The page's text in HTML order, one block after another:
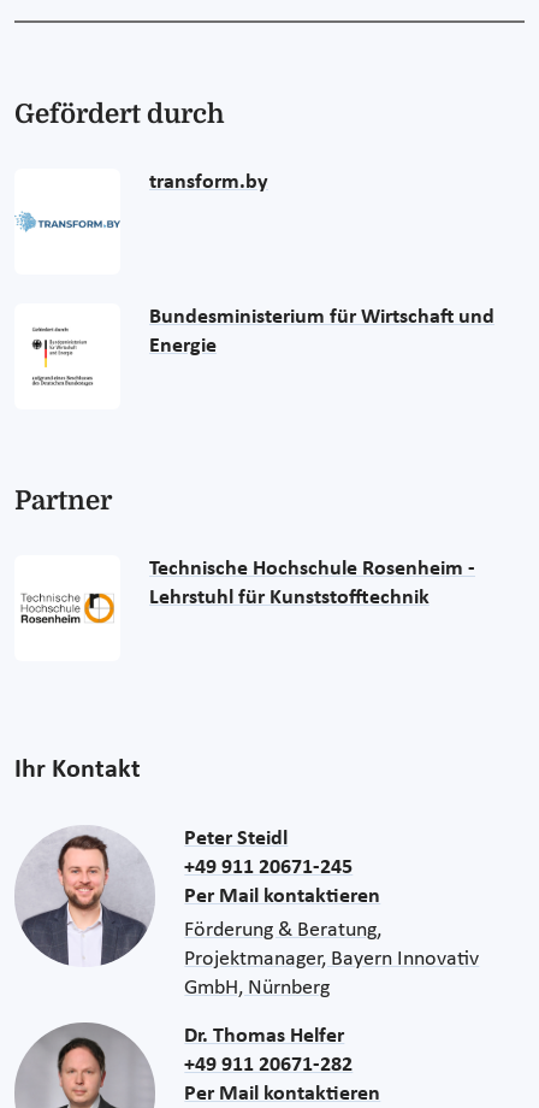
Gefördert durch
transform.by
Bundesministerium für Wirtschaft und
Energie
Partner
Technische Hochschule Rosenheim -
Lehrstuhl für Kunststofftechnik
Ihr Kontakt
Peter Steidl
+49 911 20671-245
Per Mail kontaktieren
Förderung & Beratung,
Projektmanager, Bayern Innovativ
GmbH, Nürnberg
Dr. Thomas Helfer
+49 911 20671-282
Per Mail kontaktieren